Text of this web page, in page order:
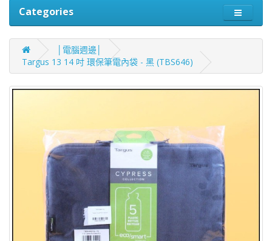
Categories
│電腦週邊│
Targus 13 14 吋 環保筆電內袋 - 黑 (TBS646)